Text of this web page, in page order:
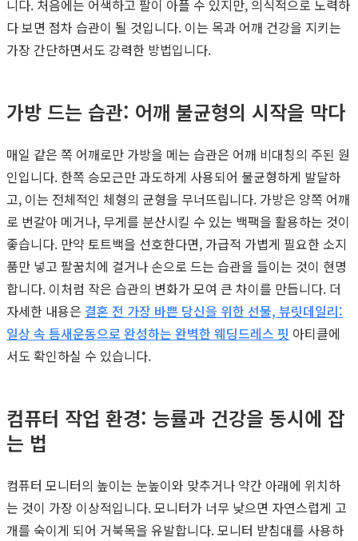
니다. 처음에는 어색하고 팔이 아플 수 있지만, 의식적으로 노력하
다 보면 점차 습관이 될 것입니다. 이는 목과 어깨 건강을 지키는
가장 간단하면서도 강력한 방법입니다.
가방 드는 습관: 어깨 불균형의 시작을 막다
매일 같은 쪽 어깨로만 가방을 메는 습관은 어깨 비대칭의 주된 원
인입니다. 한쪽 승모근만 과도하게 사용되어 불균형하게 발달하
고, 이는 전체적인 체형의 균형을 무너뜨립니다. 가방은 양쪽 어깨
로 번갈아 메거나, 무게를 분산시킬 수 있는 백팩을 활용하는 것이
좋습니다. 만약 토트백을 선호한다면, 가급적 가볍게 필요한 소지
품만 넣고 팔꿈치에 걸거나 손으로 드는 습관을 들이는 것이 현명
합니다. 이처럼 작은 습관의 변화가 모여 큰 차이를 만듭니다. 더
자세한 내용은 결혼 전 가장 바쁜 당신을 위한 선물, 뷰릿데일리:
일상 속 틈새운동으로 완성하는 완벽한 웨딩드레스 핏 아티클에
서도 확인하실 수 있습니다.
컴퓨터 작업 환경: 능률과 건강을 동시에 잡
는 법
컴퓨터 모니터의 높이는 눈높이와 맞추거나 약간 아래에 위치하
는 것이 가장 이상적입니다. 모니터가 너무 낮으면 자연스럽게 고
개를 숙이게 되어 거북목을 유발합니다. 모니터 받침대를 사용하